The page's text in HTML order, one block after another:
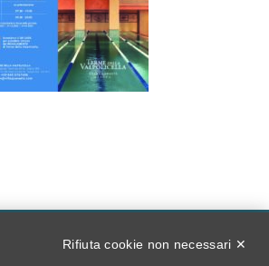
Rifiuta cookie non necessari ✕